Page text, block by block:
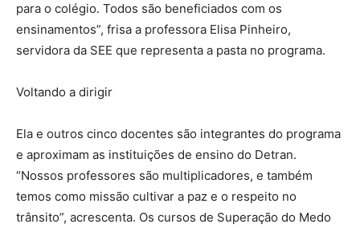
para o colégio. Todos são beneficiados com os
ensinamentos”, frisa a professora Elisa Pinheiro,
servidora da SEE que representa a pasta no programa.
Voltando a dirigir
Ela e outros cinco docentes são integrantes do programa
e aproximam as instituições de ensino do Detran.
“Nossos professores são multiplicadores, e também
temos como missão cultivar a paz e o respeito no
trânsito”, acrescenta. Os cursos de Superação do Medo